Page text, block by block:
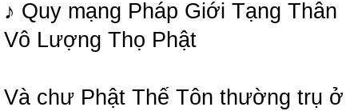
♪ Quy mạng Pháp Giới Tạng Thân
Vô Lượng Thọ Phật
Và chư Phật Thế Tôn thường trụ ở